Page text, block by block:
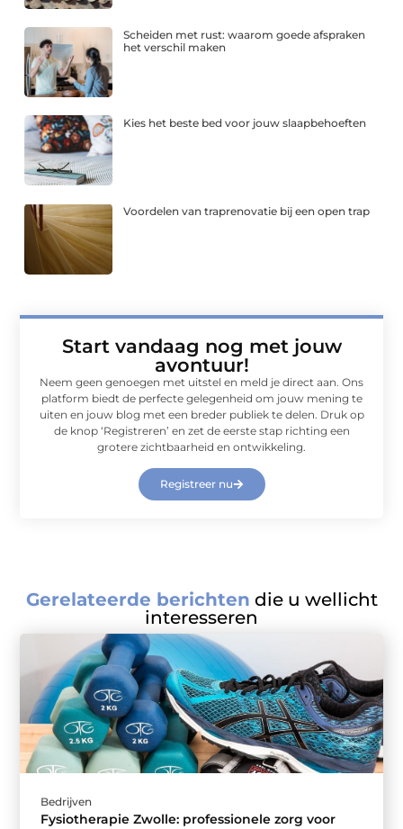
Scheiden met rust: waarom goede afspraken
het verschil maken
Kies het beste bed voor jouw slaapbehoeften
Voordelen van traprenovatie bij een open trap
Start vandaag nog met jouw
avontuur!
Neem geen genoegen met uitstel en meld je direct aan. Ons
platform biedt de perfecte gelegenheid om jouw mening te
uiten en jouw blog met een breder publiek te delen. Druk op
de knop ‘Registreren’ en zet de eerste stap richting een
grotere zichtbaarheid en ontwikkeling.
Registreer nu
Gerelateerde berichten die u wellicht
interesseren
Bedrijven
Fysiotherapie Zwolle: professionele zorg voor